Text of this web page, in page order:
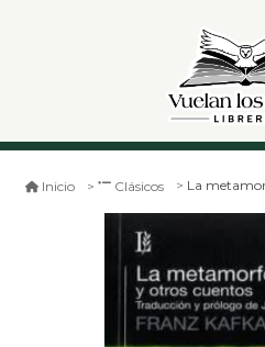
Inicio Clásicos La